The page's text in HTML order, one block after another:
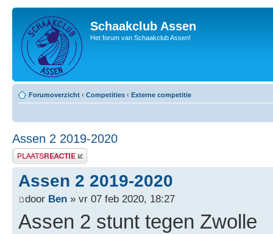
Schaakclub Assen
Het forum van Schaakclub Assen!
Forumoverzicht ‹ Competities ‹ Externe competitie
Assen 2 2019-2020
Plaats een reactie
Assen 2 2019-2020
door Ben » vr 07 feb 2020, 18:27
Assen 2 stunt tegen Zwolle